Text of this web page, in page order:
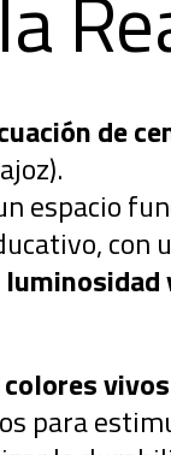
de
espacio
con
luminosidad
colores
para